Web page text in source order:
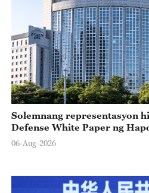
Solemnang representasyon
Defense White Paper ng
06-Aug-2026